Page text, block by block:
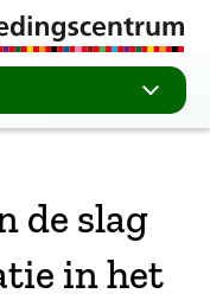
de slag
in het